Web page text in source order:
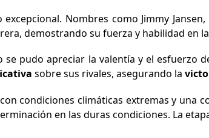
Nombres como Jimmy Jansen,
demostrando su fuerza y habilidad en
pudo apreciar la valentía y el esfuerzo
sobre sus rivales, asegurando la
condiciones climáticas extremas y una
en las duras condiciones. La